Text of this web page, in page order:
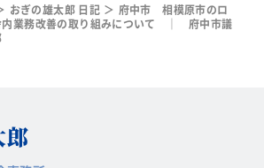
おぎの雄太郎 日記
府中市 相模原市のロ
内業務改善の取り組みについて ｜ 府中市議
郎